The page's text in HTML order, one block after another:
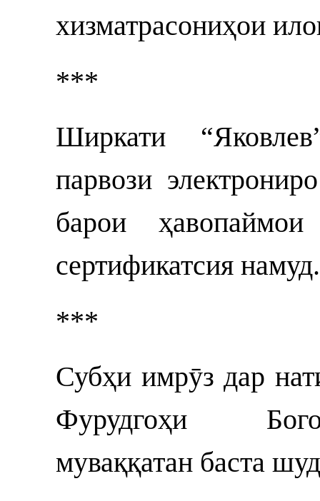
хизматрасониҳои
***
Ширкати
парвози
барои
сертификатсия намуд.
***
Субҳи имрӯз дар
Фурудгоҳи
муваққатан баста